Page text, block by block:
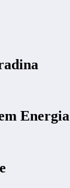
Energia